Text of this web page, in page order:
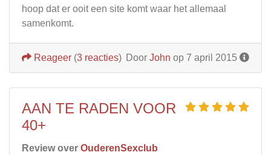
hoop dat er ooit een site komt waar het allemaal
samenkomt.
Door John op 7 april 2015
Reageer (3 reacties)
AAN TE RADEN VOOR
40+
Review over OuderenSexclub